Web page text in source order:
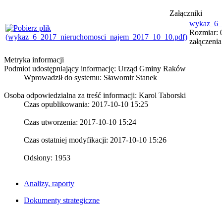
Załączniki
Rozmiar:
Metryka informacji
Podmiot udostępniający informację: Urząd Gminy Raków
Wprowadził do systemu: Sławomir Stanek
Osoba odpowiedzialna za treść informacji: Karol Taborski
Czas opublikowania: 2017-10-10 15:25
Czas utworzenia: 2017-10-10 15:24
Czas ostatniej modyfikacji: 2017-10-10 15:26
Odsłony: 1953
Analizy, raporty
Dokumenty strategiczne